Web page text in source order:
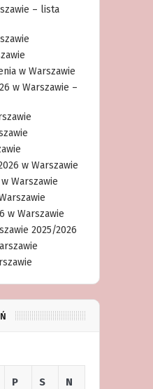
– lista
w Warszawie
w Warszawie –
w Warszawie
Warszawie
w Warszawie
2025/2026
P S N